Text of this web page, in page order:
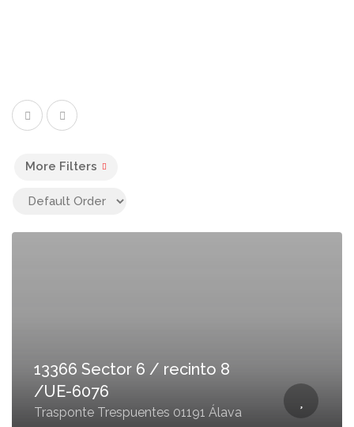
More Filters
13366 Sector 6 / recinto 8
/UE-6076
Trasponte Trespuentes 01191 Álava